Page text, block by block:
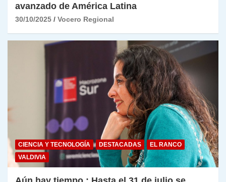
avanzado de América Latina
30/10/2025 Vocero Regional
CIENCIA Y TECNOLOGÍA DESTACADAS
EL RANCO
VALDIVIA